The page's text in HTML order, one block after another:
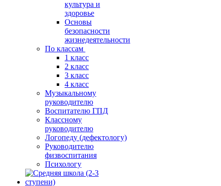
культура и
здоровье
Основы
безопасности
жизнедеятельности
По классам
1 класс
2 класс
3 класс
4 класс
Музыкальному
руководителю
Воспитателю ГПД
Классному
руководителю
Логопеду (дефектологу)
Руководителю
физвоспитания
Психологу